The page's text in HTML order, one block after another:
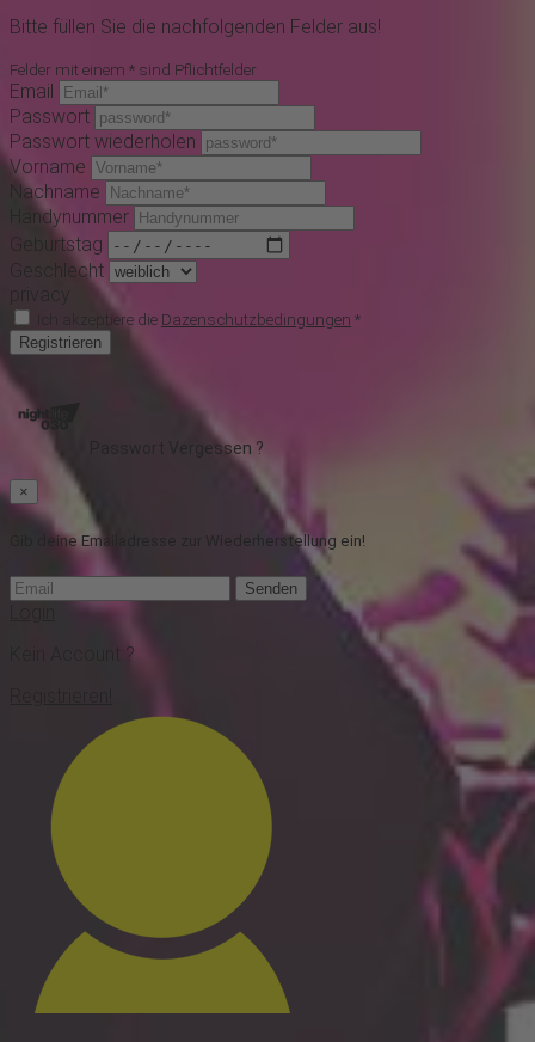
Bitte füllen Sie die nachfolgenden Felder aus!
Felder mit einem * sind Pflichtfelder
Email
Passwort
Passwort wiederholen
Vorname
Nachname
Handynummer
Geburtstag
Geschlecht
privacy
Ich akzeptiere die Dazenschutzbedingungen *
Registrieren
Passwort Vergessen ?
×
Gib deine Emailadresse zur Wiederherstellung ein!
Senden
Kein Account ?